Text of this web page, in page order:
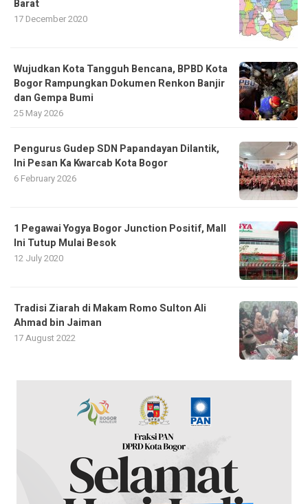
Barat
17 December 2020
​Wujudkan Kota Tangguh Bencana, BPBD Kota
Bogor Rampungkan Dokumen Renkon Banjir
dan Gempa Bumi
25 May 2026
Pengurus Gudep SDN Papandayan Dilantik,
Ini Pesan Ka Kwarcab Kota Bogor
6 February 2026
1 Pegawai Yogya Bogor Junction Positif, Mall
Ini Tutup Mulai Besok
12 July 2020
Tradisi Ziarah di Makam Romo Sulton Ali
Ahmad bin Jaiman
17 August 2022